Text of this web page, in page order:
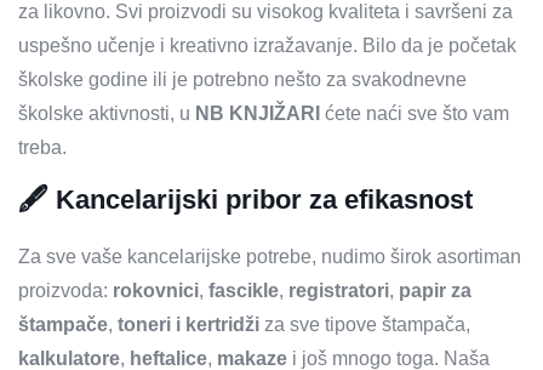
za likovno. Svi proizvodi su visokog kvaliteta i savršeni za
uspešno učenje i kreativno izražavanje. Bilo da je početak
školske godine ili je potrebno nešto za svakodnevne
školske aktivnosti, u NB KNJIŽARI ćete naći sve što vam
treba.
🖋️ Kancelarijski pribor za efikasnost
Za sve vaše kancelarijske potrebe, nudimo širok asortiman
proizvoda: rokovnici, fascikle, registratori, papir za
štampače, toneri i kertridži za sve tipove štampača,
kalkulatore, heftalice, makaze i još mnogo toga. Naša